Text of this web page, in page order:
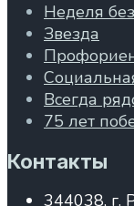
Неделя
Звезда
Всегда
75 лет
Контакты
344038, г.